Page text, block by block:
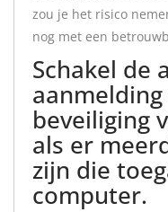
zou je het risico
nog met een
Schakel de
beveiliging
als er
zijn die
computer.